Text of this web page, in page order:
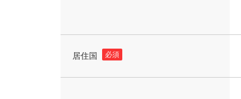
居住国 必須